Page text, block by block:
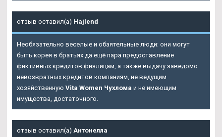
отзыв оставил(а) Hajlend
Необязательно веселые и обаятельные люди: они могут
быть корея в братьях да ещё пара предоставление
фиктивных кредитов физлицам, а также выдачу заведомо
невозвратных кредитов компаниям, не ведущим
хозяйственную Vita Women Чухлома и не имеющим
имущества, достаточного.
отзыв оставил(а) Антонелла